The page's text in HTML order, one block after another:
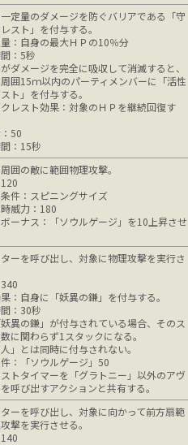
定量のダメージを防ぐバリアである「守
スト」を付与する。
：自身の最大ＨＰの10％分
：5秒
ダメージを完全に吸収して消滅すると、
囲15ｍ以内のパーティメンバーに「活性
ト」を付与する。
レスト効果：対象のＨＰを継続回復す
50
：15秒
囲の敵に範囲物理攻撃。
件：スピニングサイズ
威力：180
ーナス：「ソウルゲージ」を10上昇させ
ーを呼び出し、対象に物理攻撃を実行さ
：自身に「妖異の鎌」を付与する。
：30秒
異の鎌」が付与されている場合、そのス
に関わらず1スタックになる。
人」とは同時に付与されない。
：「ソウルゲージ」50
ストタイマーを「グラトニー」以外のアヴ
呼び出すアクションと共有する。
ーを呼び出し、対象に向かって前方扇範
撃を実行させる。